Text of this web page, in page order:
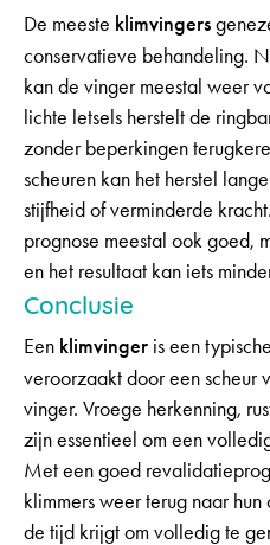
De meeste klimvingers
conservatieve behandeling.
kan de vinger meestal weer
lichte letsels herstelt de
zonder beperkingen
scheuren kan het herstel
stijfheid of verminderde
prognose meestal ook goed,
en het resultaat kan iets
Conclusie
Een klimvinger is een
veroorzaakt door een scheur
vinger. Vroege herkenning,
zijn essentieel om een
Met een goed
klimmers weer terug naar
de tijd krijgt om volledig te